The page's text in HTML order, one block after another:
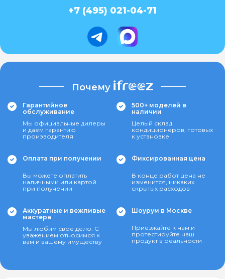
+7 (495) 021-04-71
Почему
Гарантийное
обслуживание
Мы официальные дилеры
и даем гарантию
производителя
500+ моделей в
наличии
Целый склад
кондиционеров, готовых
к установке
Оплата при получении
Вы можете оплатить
наличными или картой
при получении
Фиксированная цена
В конце работ цена не
изменится, никаких
скрытых расходов
Аккуратные и вежливые
мастера
Мы любим свое дело. С
уважением относимся к
вам и вашему имуществу
Шоурум в Москве
Приезжайте к нам и
протестируйте наш
продукт в реальности